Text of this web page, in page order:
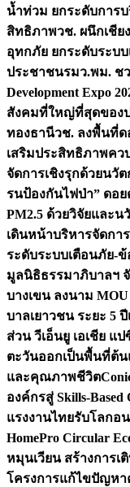
น้ำท่วม ยกระดับการ
สิทธิภาพวช. ผนึกเชีย
อุทกภัย ยกระดับระบ
ประชาชนรมว.พม. ช
Development Expo
สังคมที่ใหญ่ที่สุดของป
ทองธานีวช. ลงพื้นที่ด
เสริมประสิทธิภาพค
จัดการเชิงรุกด้วยนวั
รนป้องกันไฟป่า” ดอ
PM2.5 ด้วยวิจัยและน
เดินหน้าบริหารจัดกา
ระดับระบบเตือนภัย-
มูลนิธิธรรมาภิบาลฯ
บางเขน ลงนาม
บาลเยาวชน ระยะ 5 ปี
ส่วน วีเอ็นยู เอเชีย
ตะวันออกเป็นพื้นที่ต้น
และคุณภาพชีวิต
องค์กรสู่ Skills-
แรงงานไทยรับโลกอ
HomePro Circular
หมุนเวียน สร้างการเ
โครงการแก้ไขปัญหา